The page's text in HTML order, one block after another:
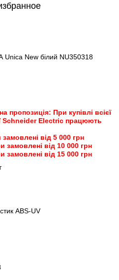
Unica New білий NU350318
пропозиція: При купівлі всієї
Schneider Electric працюють
від 5 000 грн
замовлені від 10 000 грн
замовлені від 15 000 грн
ABS-UV